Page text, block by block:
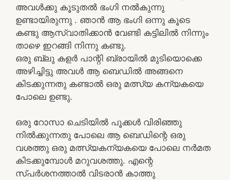
അവൾക്കു കൂടുതൽ ഭംഗി നൽകുന്നു
ഉണ്ടായിരുന്നു . ഞാൻ ആ ഭംഗി ഒന്നു കൂടെ
കണ്ടു ആസ്വാതിക്കാൻ വേണ്ടി കട്ടിലിൽ നിന്നും
താഴെ ഇറങ്ങി നിന്നു കണ്ടു.
ഒരു ബ്ലു കളർ പാന്റി ബ്രായിൽ മുടിയൊക്കെ
അഴിച്ചിട്ടു അവൾ ആ ബെഡിൽ അങ്ങനെ
കിടക്കുന്നതു കണ്ടാൽ ഒരു മത്സ്യ കന്യകയെ
പോലെ ഉണ്ടു.
ഒരു റോസാ ചെടിയിൽ പൂക്കൾ വിരിഞ്ഞു
നിൽക്കുന്നതു പോലെ ആ ബെഡിന്റെ ഒരു
വശത്തു ഒരു മത്സ്യകന്യകയെ പോലെ നർമത
കിടക്കുമ്പോൾ മറുവശത്തു. എന്റെ
സ്പർശനത്താൽ വിടരാൻ കാത്തു